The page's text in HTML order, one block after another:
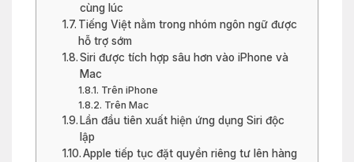
cùng lúc
Tiếng Việt nằm trong nhóm ngôn ngữ được
hỗ trợ sớm
Siri được tích hợp sâu hơn vào iPhone và
Mac
Trên iPhone
Trên Mac
Lần đầu tiên xuất hiện ứng dụng Siri độc
lập
Apple tiếp tục đặt quyền riêng tư lên hàng